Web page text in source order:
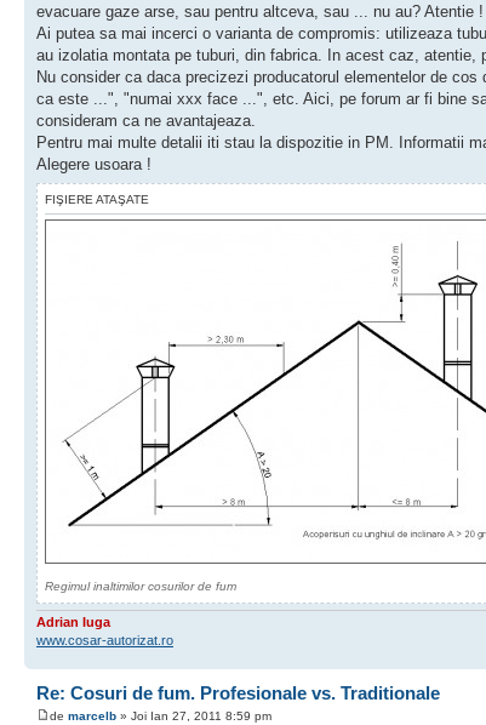
evacuare gaze arse, sau pentru altceva, sau ... nu au?
Ai putea sa mai incerci o varianta de compromis: utilizeaza
au izolatia montata pe tuburi, din fabrica. In acest caz, atentie,
Nu consider ca daca precizezi producatorul elementelor de
ca este ...", "numai xxx face ...", etc. Aici, pe forum ar fi bine
consideram ca ne avantajeaza.
Pentru mai multe detalii iti stau la dispozitie in PM. Informatii
Alegere usoara !
FIŞIERE ATAŞATE
Regimul inaltimilor cosurilor de fum
Adrian Iuga
www.cosar-autorizat.ro
Re: Cosuri de fum. Profesionale vs. Traditionale
de marcelb » Joi Ian 27, 2011 8:59 pm